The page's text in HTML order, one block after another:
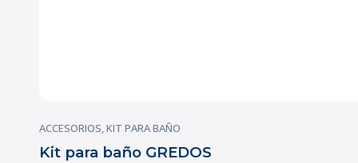
ACCESORIOS,KIT PARA BAÑO
Kit para baño GREDOS